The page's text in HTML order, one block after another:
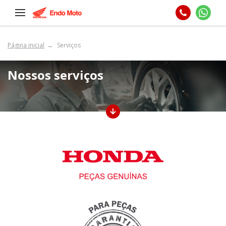
Página inicial Serviços
Nossos serviços